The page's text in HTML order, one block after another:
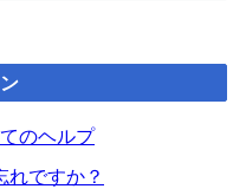
のヘルプ
れですか？